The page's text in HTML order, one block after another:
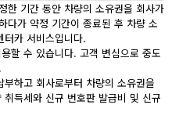
한 기간 동안 차량의 소유권을 회사가
다가 약정 기간이 종료된 후 차량 소
터카 서비스입니다.
할 수 있습니다. 고객 변심으로 중도
하고 회사로부터 차량의 소유권을
득세와 신규 번호판 발급비 및 신규